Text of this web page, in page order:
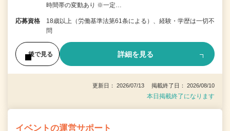
時間帯の変動あり ※一定…
応募資格
18歳以上（労働基準法第61条による）、経験・学歴は一切不
問
後で見る 詳細を見る
更新日： 2026/07/13 掲載終了日： 2026/08/10
本日掲載終了になります
イベントの運営サポート